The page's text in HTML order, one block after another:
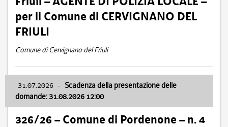
per il Comune di CERVIGNANO DEL
FRIULI
Comune di Cervignano del Friuli
31.07.2026 - Scadenza della presentazione delle
domande: 31.08.2026 12:00
326/26 – Comune di Pordenone – n. 4